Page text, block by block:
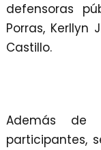
defensoras
Porras, Kerllyn
Castillo.
Además de
participantes,